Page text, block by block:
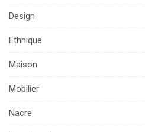
Design
Ethnique
Maison
Mobilier
Nacre